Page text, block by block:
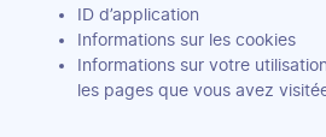
ID d’application
Informations sur les cookies
Informations sur votre
les pages que vous avez